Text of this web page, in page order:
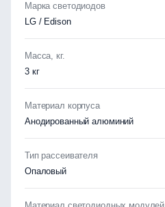
Марка светодиодов
LG / Edison
Масса, кг.
3 кг
Материал корпуса
Анодированный алюминий
Тип рассеивателя
Опаловый